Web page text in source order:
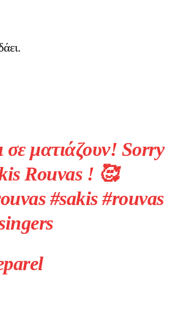
σε ματιάζουν! Sorry
Rouvas ! 🥰
#sakis #rouvas